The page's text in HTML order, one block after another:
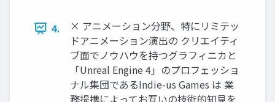
4.
× アニメーション分野、特にリミテッ
ドアニメーション演出の クリエイティ
ブ面でノウハウを持つグラフィニカと
「Unreal Engine 4」のプロフェッショ
ナル集団であるIndie-us Games は 業